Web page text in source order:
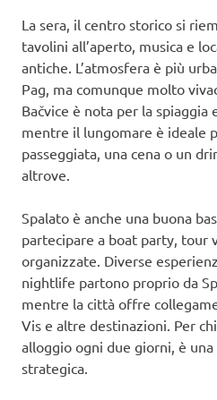
La sera, il centro storico si
tavolini all’aperto, musica e
antiche. L’atmosfera è più
Pag, ma comunque molto
Bačvice è nota per la spiaggia
mentre il lungomare è ideale
passeggiata, una cena o un
altrove.
Spalato è anche una buona
partecipare a boat party, tour
organizzate. Diverse
nightlife partono proprio da
mentre la città offre
Vis e altre destinazioni. Per
alloggio ogni due giorni, è
strategica.